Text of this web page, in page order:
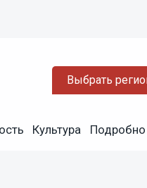
Выбрать
Культура Подробно